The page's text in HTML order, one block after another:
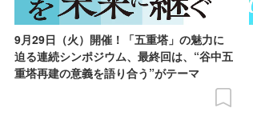
9月29日（火）開催！「五重塔」の魅力に
迫る連続シンポジウム、最終回は、“谷中五
重塔再建の意義を語り合う”がテーマ